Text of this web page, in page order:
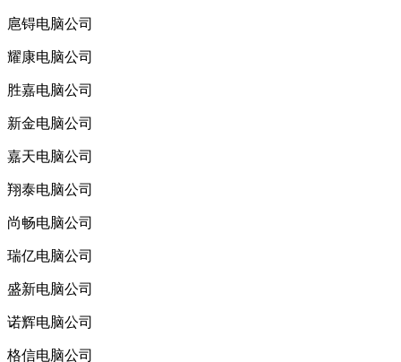
扈锝电脑公司
耀康电脑公司
胜嘉电脑公司
新金电脑公司
嘉天电脑公司
翔泰电脑公司
尚畅电脑公司
瑞亿电脑公司
盛新电脑公司
诺辉电脑公司
格信电脑公司